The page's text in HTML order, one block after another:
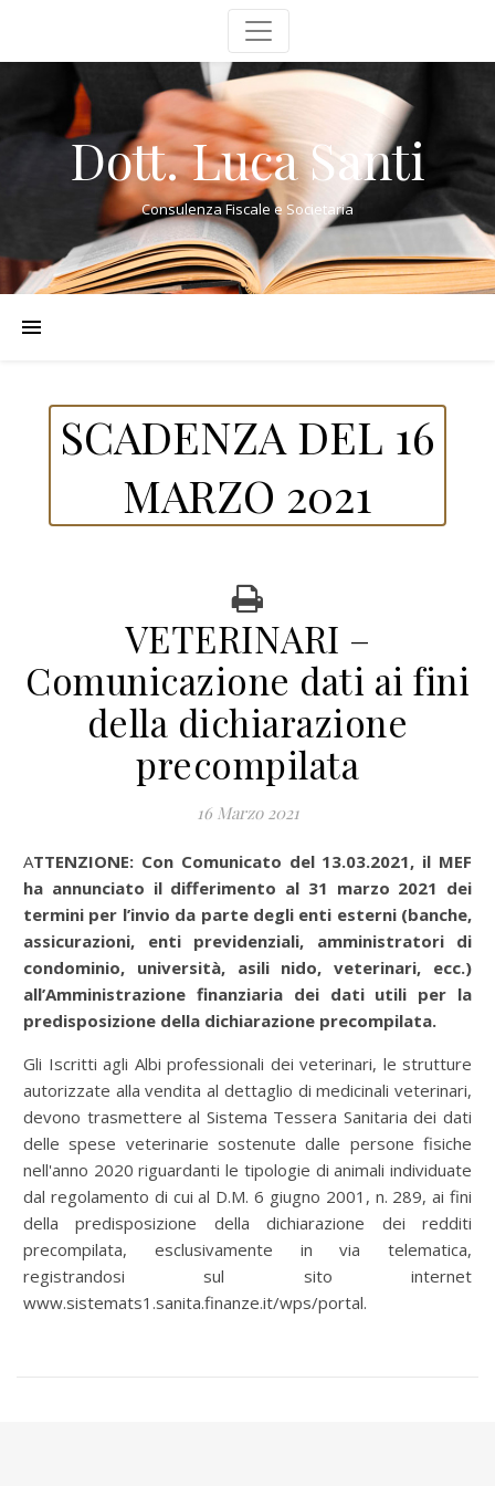
Dott. Luca Santi
Consulenza Fiscale e Societaria
SCADENZA DEL 16
MARZO 2021
VETERINARI –
Comunicazione dati ai fini
della dichiarazione
precompilata
16 Marzo 2021
ATTENZIONE: Con Comunicato del 13.03.2021, il MEF
ha annunciato il differimento al 31 marzo 2021 dei
termini per l’invio da parte degli enti esterni (banche,
assicurazioni, enti previdenziali, amministratori di
condominio, università, asili nido, veterinari, ecc.)
all’Amministrazione finanziaria dei dati utili per la
predisposizione della dichiarazione precompilata.
Gli Iscritti agli Albi professionali dei veterinari, le strutture
autorizzate alla vendita al dettaglio di medicinali veterinari,
devono trasmettere al Sistema Tessera Sanitaria dei dati
delle spese veterinarie sostenute dalle persone fisiche
nell'anno 2020 riguardanti le tipologie di animali individuate
dal regolamento di cui al D.M. 6 giugno 2001, n. 289, ai fini
della predisposizione della dichiarazione dei redditi
precompilata, esclusivamente in via telematica,
registrandosi sul sito internet
www.sistemats1.sanita.finanze.it/wps/portal.